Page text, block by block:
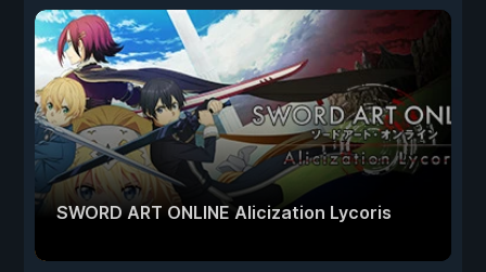
SWORD ART ONLINE Alicization Lycoris